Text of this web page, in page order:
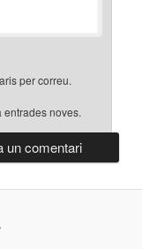
per correu.
entrades noves.